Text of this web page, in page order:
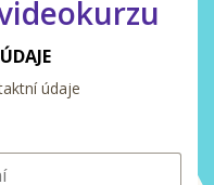
údaje